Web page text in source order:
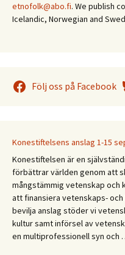
etnofolk@abo.fi. We publish
Icelandic, Norwegian and
Följ oss på Facebook
Konestiftelsens anslag 1-15
Konestiftelsen är en
förbättrar världen genom att
mångstämmig vetenskap och
att finansiera vetenskaps-
bevilja anslag stöder vi
kultur samt införsel av
en multiprofessionell syn och